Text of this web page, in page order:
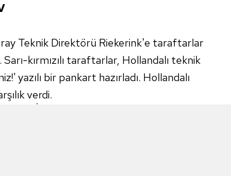
Teknik Direktörü Riekerink'e taraftarlar
kırmızılı taraftarlar, Hollandalı teknik
yazılı bir pankart hazırladı. Hollandalı
verdi.